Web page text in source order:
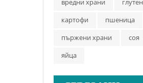
картофи
пшеница
пържени храни
соя
яйца